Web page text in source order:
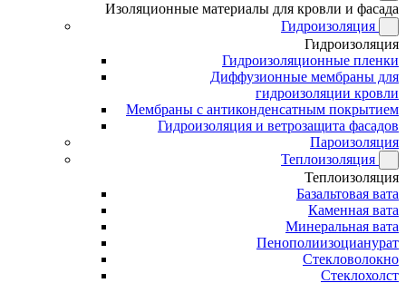
Изоляционные материалы для кровли и фасада
Гидроизоляция
Гидроизоляция
Гидроизоляционные пленки
Диффузионные мембраны для
гидроизоляции кровли
Мембраны с антиконденсатным покрытием
Гидроизоляция и ветрозащита фасадов
Пароизоляция
Теплоизоляция
Теплоизоляция
Базальтовая вата
Каменная вата
Минеральная вата
Пенополиизоцианурат
Стекловолокно
Стеклохолст